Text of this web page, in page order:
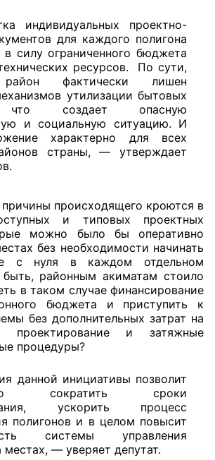
индивидуальных проектно-
для каждого полигона
силу ограниченного бюджета
ресурсов. По сути,
район фактически лишен
утилизации бытовых
что создает опасную
и социальную ситуацию. И
характерно для всех
страны, — утверждает
происходящего кроются в
и типовых проектных
можно было бы оперативно
без необходимости начинать
с нуля в каждом отдельном
районным акиматам стоило
в таком случае финансирование
бюджета и приступить к
без дополнительных затрат на
проектирование и затяжные
процедуры?
данной инициативы позволит
сократить сроки
ускорить процесс
полигонов и в целом повысит
системы управления
— уверяет депутат.